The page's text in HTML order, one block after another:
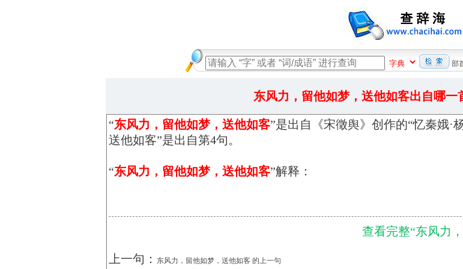
部
东风力，留他如梦，送他如客出自哪一
“东风力，留他如梦，送他如客”是出自《宋徵舆》创作的“忆秦娥·
送他如客”是出自第4句。
“东风力，留他如梦，送他如客”解释：
查看完整“东风力
上一句： 东风力，留他如梦，送他如客 的上一句